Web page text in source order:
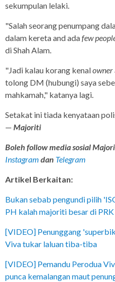
sekumpulan lelaki.
"Salah seorang penumpang
dalam kereta and adafew
di Shah Alam.
"Jadi kalau korang kenalowner
tolong DM (hubungi) saya
mahkamah," katanya lagi.
Setakat ini tiada kenyataan
— Majoriti
Boleh follow media sosial
Instagram dan Telegram
Artikel Berkaitan:
Bukan sebab pengundi pilih
PH kalah majoriti besar di PRK
[VIDEO] Penunggang
Viva tukar laluan tiba-tiba
[VIDEO] Pemandu Perodua
punca kemalangan maut